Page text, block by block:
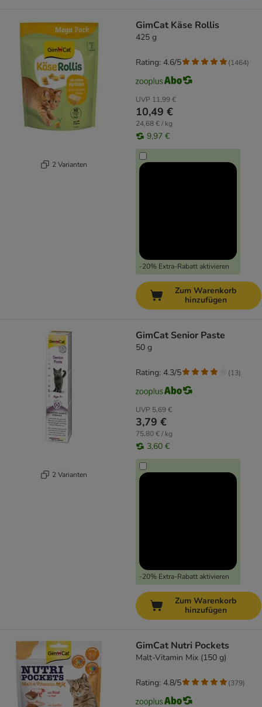
2 Varianten
GimCat Käse Rollis
425 g
UVP 11,99 €
10,49 €
24,68 € / kg
9,97 €
-20% Extra-Rabatt aktivieren
Rating: 4.6/5 (1464)
Zum Warenkorb
hinzufügen
2 Varianten
GimCat Senior Paste
50 g
UVP 5,69 €
3,79 €
75,80 € / kg
3,60 €
-20% Extra-Rabatt aktivieren
Rating: 4.3/5 (13)
Zum Warenkorb
hinzufügen
GimCat Nutri Pockets
Malt-Vitamin Mix (150 g)
Rating: 4.8/5 (379)